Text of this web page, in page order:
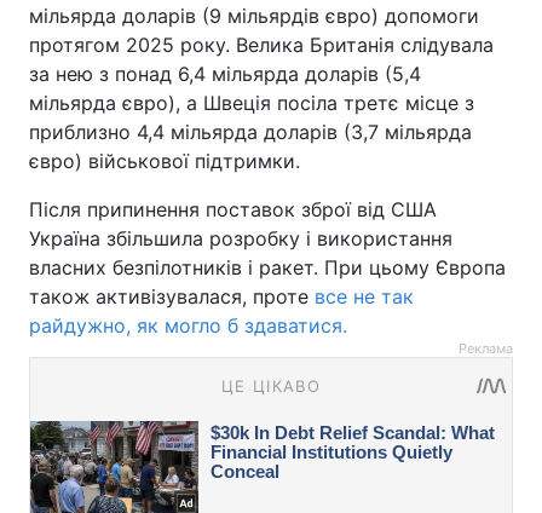
мільярда доларів (9 мільярдів євро) допомоги
протягом 2025 року. Велика Британія слідувала
за нею з понад 6,4 мільярда доларів (5,4
мільярда євро), а Швеція посіла третє місце з
приблизно 4,4 мільярда доларів (3,7 мільярда
євро) військової підтримки.
Після припинення поставок зброї від США
Україна збільшила розробку і використання
власних безпілотників і ракет. При цьому Європа
також активізувалася, проте все не так
райдужно, як могло б здаватися.
Реклама